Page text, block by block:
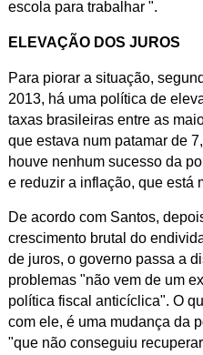
escola para trabalhar ".
ELEVAÇÃO DOS JUROS
Para piorar a situação,
2013, há uma política de
taxas brasileiras entre as
que estava num patamar de
houve nenhum sucesso da
e reduzir a inflação, que está
De acordo com Santos,
crescimento brutal do
de juros, o governo passa a
problemas "não vem de um
política fiscal anticíclica". O
com ele, é uma mudança da
"que não conseguiu